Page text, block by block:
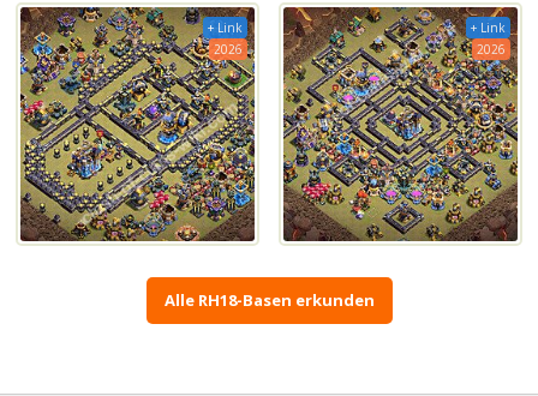
+ Link
2026
+ Link
2026
Alle RH18-Basen erkunden